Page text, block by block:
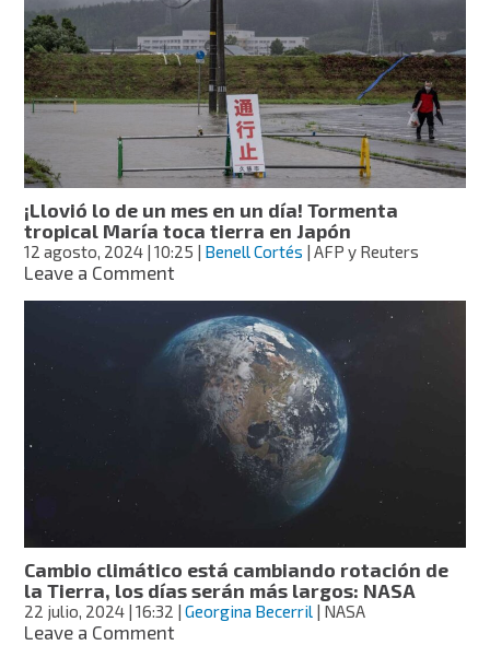
latino
reconocido
como
explorador
del
año
National
Geographic
¡Llovió lo de un mes en un día! Tormenta
tropical María toca tierra en Japón
12 agosto, 2024 | 10:25 | Benell Cortés | AFP y Reuters
Leave a Commenton
de
un
mes
día!
Tormenta
tierra
en
Japón
Cambio climático está cambiando rotación de
la Tierra, los días serán más largos: NASA
22 julio, 2024 | 16:32 |Georgina Becerril | NASA
Leave a Commenton